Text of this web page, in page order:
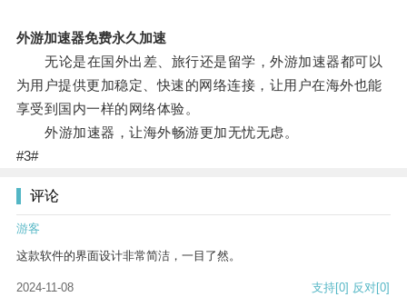
外游加速器免费永久加速
无论是在国外出差、旅行还是留学，外游加速器都可以
为用户提供更加稳定、快速的网络连接，让用户在海外也能
享受到国内一样的网络体验。
外游加速器，让海外畅游更加无忧无虑。
#3#
评论
游客
这款软件的界面设计非常简洁，一目了然。
2024-11-08 支持[0] 反对[0]